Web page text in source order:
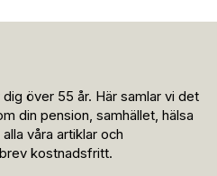
över 55 år. Här samlar vi det
din pension, samhället, hälsa
våra artiklar och
kostnadsfritt.